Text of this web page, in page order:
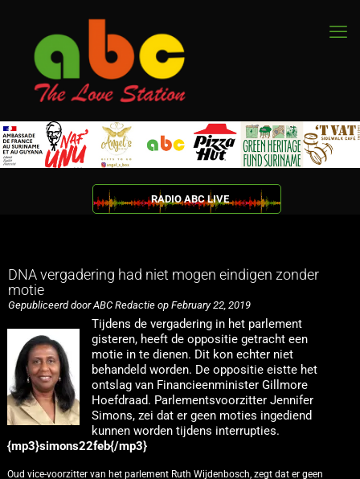
RADIO ABC LIVE
DNA vergadering had niet mogen eindigen zonder
motie
Gepubliceerd door ABC Redactie op February 22, 2019
Tijdens de vergadering in het parlement
gisteren, heeft de oppositie getracht een
motie in te dienen. Dit kon echter niet
behandeld worden. De oppositie eistte het
ontslag van Financieenminister Gillmore
Hoefdraad. Parlementsvoorzitter Jennifer
Simons, zei dat er geen moties ingediend
kunnen worden tijdens interrupties.
{mp3}simons22feb{/mp3}
Oud vice-voorzitter van het parlement Ruth Wijdenbosch, zegt dat er geen